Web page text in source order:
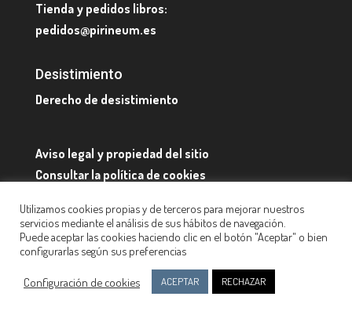
Tienda y pedidos libros:
pedidos@pirineum.es
Desistimiento
Derecho de desistimiento
Aviso legal y propiedad del sitio
Consultar la política de cookies
Diseño web:Pirineum
Utilizamos cookies propias y de terceros para mejorar nuestros
servicios mediante el análisis de sus hábitos de navegación.
Puede aceptar las cookies haciendo clic en el botón "Aceptar" o bien
configurarlas según sus preferencias
Configuración de cookies ACEPTAR RECHAZAR